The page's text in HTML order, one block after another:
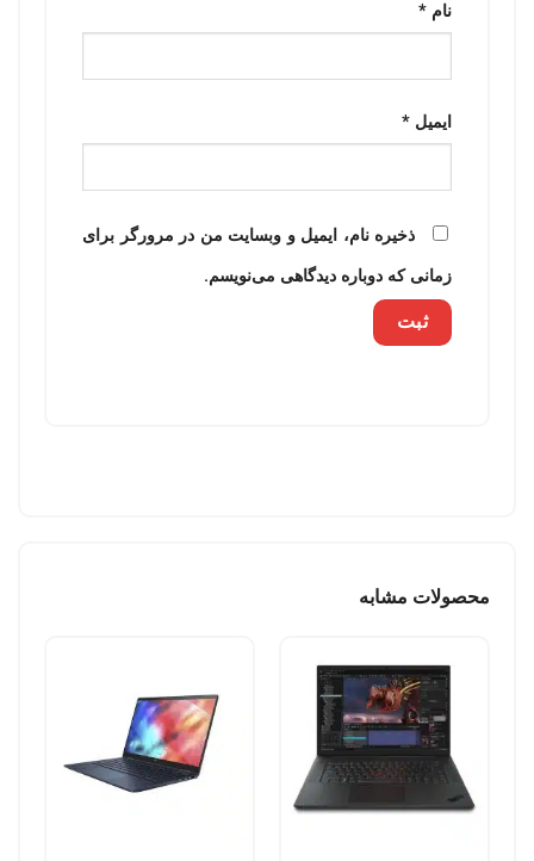
نام *
ایمیل *
ذخیره نام، ایمیل و وبسایت من در مرورگر برای
زمانی که دوباره دیدگاهی می‌نویسم.
محصولات مشابه